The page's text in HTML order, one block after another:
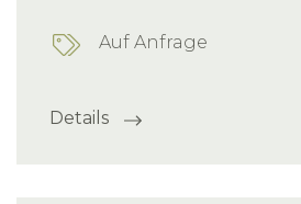
Auf Anfrage
Details